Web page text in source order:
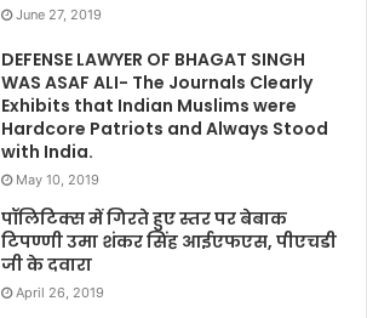
June 27, 2019
DEFENSE LAWYER OF BHAGAT SINGH
WAS ASAF ALI- The Journals Clearly
Exhibits that Indian Muslims were
Hardcore Patriots and Always Stood
with India.
May 10, 2019
पॉलिटिक्स में गिरते हुए स्तर पर बेबाक
टिपण्णी उमा शंकर सिंह आईएफएस, पीएचडी
जी के दवारा
April 26, 2019